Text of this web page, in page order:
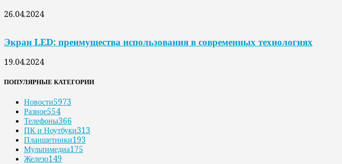
26.04.2024
Экран LED: преимущества использования в современных технологиях
19.04.2024
ПОПУЛЯРНЫЕ КАТЕГОРИИ
Новости5973
Разное554
Телефоны366
ПК и Ноутбуки313
Планшетники193
Мультимедиа175
Железо149